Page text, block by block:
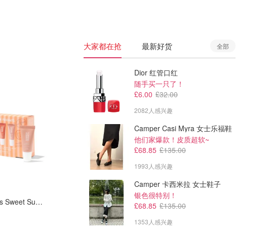
Summer Fridays Sweet Summer Minis 迷你装
£29.50
NARS Afterglow 春季限定
£39.20
今夏防晒top 博主都在夸
Space NK
大家都在抢 最新好货 全部
Dior 红管口红
随手买一只了！
£6.00 £32.00
2082人感兴趣
Camper Casi Myra 女士乐福鞋
他们家爆款！皮质超软~
£68.85 £135.00
1993人感兴趣
Camper 卡西米拉 女士鞋子
银色很特别！
£68.85 £135.00
1353人感兴趣